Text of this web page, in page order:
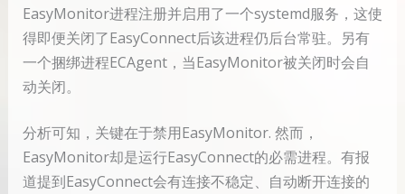
EasyMonitor进程注册并启用了一个systemd服务，这使
得即便关闭了EasyConnect后该进程仍后台常驻。另有
一个捆绑进程ECAgent，当EasyMonitor被关闭时会自
动关闭。
分析可知，关键在于禁用EasyMonitor. 然而，
EasyMonitor却是运行EasyConnect的必需进程。有报
道提到EasyConnect会有连接不稳定、自动断开连接的